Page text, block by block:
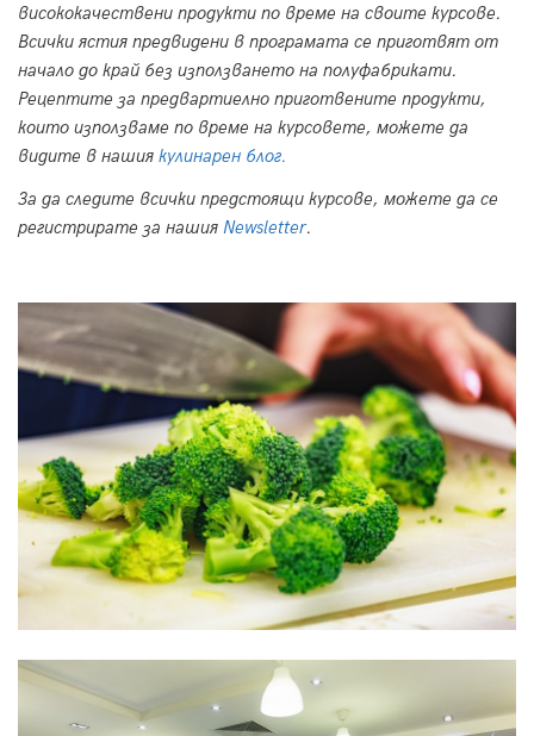
висококачествени продукти по време на своите курсове.
Всички ястия предвидени в програмата се приготвят от
начало до край без използването на полуфабрикати.
Рецептите за предвартиелно приготвените продукти,
които използваме по време на курсовете, можете да
видите в нашия кулинарен блог.
За да следите всички предстоящи курсове, можете да се
регистрирате за нашия Newsletter.